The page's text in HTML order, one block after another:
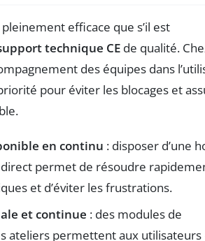
pleinement efficace que s’il est
technique CE de qualité.
des équipes dans
pour éviter les blocages et
en continu : disposer d’une
direct permet de résoudre
et d’éviter les frustrations.
et continue : des modules de
ateliers permettent aux utilisateurs